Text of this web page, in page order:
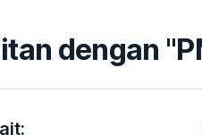
dengan "